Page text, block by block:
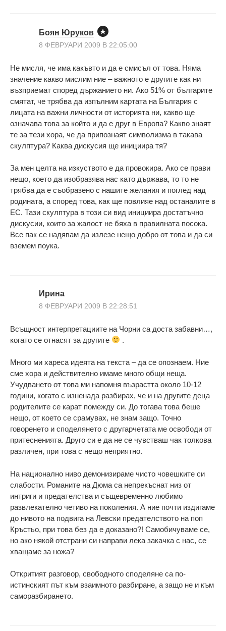
Боян Юруков
8 ФЕВРУАРИ 2009 В 22:05:00
Не мисля, че има какъвто и да е смисъл от това. Няма
значение какво мислим ние – важното е другите как ни
възприемат според държанието ни. Ако 51% от българите
смятат, че трябва да изпълним картата на България с
лицата на важни личности от историята ни, какво ще
означава това за който и да е друг в Европа? Какво знаят
те за тези хора, че да припознаят символизма в такава
скулптура? Каква дискусия ще инициира тя?
За мен целта на изкуството е да провокира. Ако се прави
нещо, което да изобразява нас като държава, то то не
трябва да е съобразено с нашите желания и поглед над
родината, а според това, как ще повлияе над останалите в
ЕС. Тази скулптура в този си вид инициира достатъчно
дискусии, които за жалост не бяха в правилната посока.
Все пак се надявам да излезе нещо добро от това и да си
вземем поука.
Ирина
8 ФЕВРУАРИ 2009 В 22:28:51
Всъщност интерпретациите на Чорни са доста забавни…,
когато се отнасят за другите
.
Много ми хареса идеята на текста – да се опознаем. Ние
сме хора и действително имаме много общи неща.
Учудването от това ми напомня възрастта около 10-12
години, когато с изненада разбирах, че и на другите деца
родителите се карат помежду си. До тогава това беше
нещо, от което се срамувах, не знам защо. Точно
говоренето и споделянето с другарчетата ме освободи от
притесненията. Друго си е да не се чувстваш чак толкова
различен, при това с нещо неприятно.
На национално ниво демонизираме чисто човешките си
слабости. Романите на Дюма са непрекъснат низ от
интриги и предателства и същевременно любимо
развлекателно четиво на поколения. А ние почти издигаме
до нивото на подвига на Левски предателството на поп
Кръстьо, при това без да е доказано?! Самобичуваме се,
но ако някой отстрани си направи лека закачка с нас, се
хващаме за ножа?
Откритият разговор, свободното споделяне са по-
истинският път към взаимното разбиране, а защо не и към
саморазбирането.